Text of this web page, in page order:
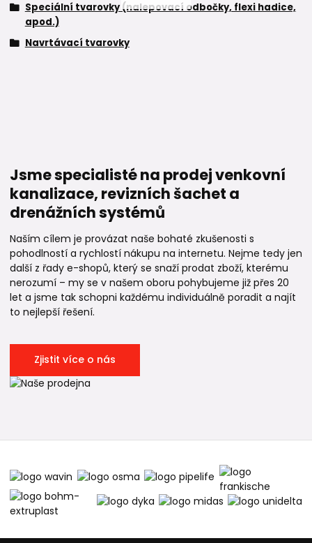
Speciální tvarovky (nalepovací odbočky, flexi hadice,
apod.)
Navrtávací tvarovky
Jsme specialisté na prodej venkovní
kanalizace, revizních šachet a
drenážních systémů
Naším cílem je provázat naše bohaté zkušenosti s
pohodlností a rychlostí nákupu na internetu. Nejme tedy jen
další z řady e-shopů, který se snaží prodat zboží, kterému
nerozumí – my se v našem oboru pohybujeme již přes 20
let a jsme tak schopni každému individuálně poradit a najít
to nejlepší řešení.
Zjistit více o nás